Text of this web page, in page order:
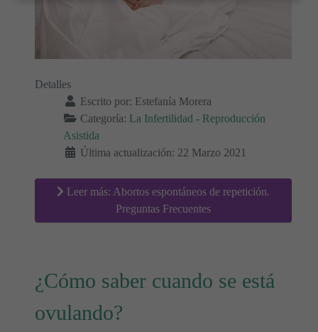
Detalles
Escrito por: Estefanía Morera
Categoría: La Infertilidad - Reproducción
Asistida
Última actualización: 22 Marzo 2021
Leer más: Abortos espontáneos de repetición.
Preguntas Frecuentes
¿Cómo saber cuando se está
ovulando?